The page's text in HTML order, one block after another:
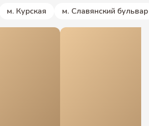
м. Курская м. Славянский бульвар